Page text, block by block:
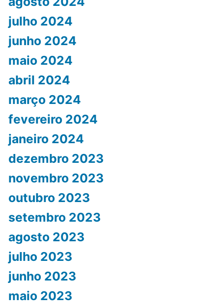
julho 2024
junho 2024
maio 2024
abril 2024
março 2024
fevereiro 2024
janeiro 2024
dezembro 2023
novembro 2023
outubro 2023
setembro 2023
agosto 2023
julho 2023
junho 2023
maio 2023